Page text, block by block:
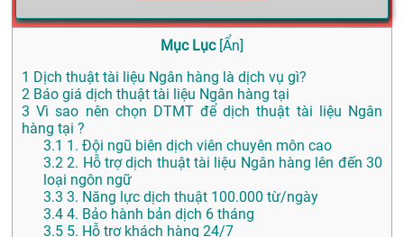
Mục Lục [Ẩn]
1 Dịch thuật tài liệu Ngân hàng là dịch vụ gì?
2 Báo giá dịch thuật tài liệu Ngân hàng tại
3 Vì sao nên chọn DTMT để dịch thuật tài liệu Ngân
hàng tại ?
3.1 1. Đội ngũ biên dịch viên chuyên môn cao
3.2 2. Hỗ trợ dịch thuật tài liệu Ngân hàng lên đến 30
loại ngôn ngữ
3.3 3. Năng lực dịch thuật 100.000 từ/ngày
3.4 4. Bảo hành bản dịch 6 tháng
3.5 5. Hỗ trợ khách hàng 24/7